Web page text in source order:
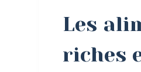
Les
riches